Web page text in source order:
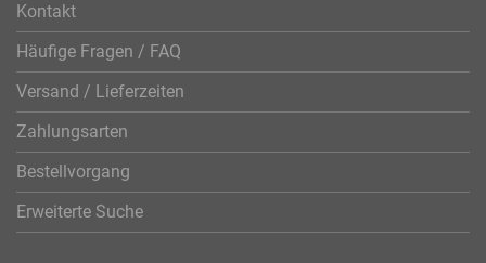
Kontakt
Häufige Fragen / FAQ
Versand / Lieferzeiten
Zahlungsarten
Bestellvorgang
Erweiterte Suche